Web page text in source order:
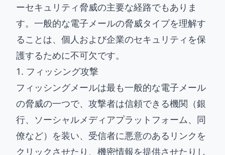
ーセキュリティ脅威の主要な経路でもありま
す。一般的な電子メールの脅威タイプを理解す
ることは、個人および企業のセキュリティを保
護するために不可欠です。
1. フィッシング攻撃
フィッシングメールは最も一般的な電子メール
の脅威の一つで、攻撃者は信頼できる機関（銀
行、ソーシャルメディアプラットフォーム、同
僚など）を装い、受信者に悪意のあるリンクを
クリックさせたり、機密情報を提供させたりし